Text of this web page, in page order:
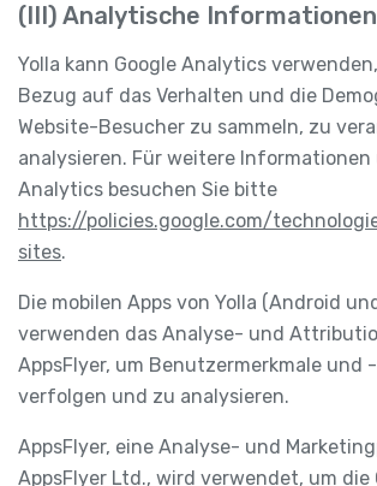
(III) Analytische Informationen
Yolla kann Google Analytics
Bezug auf das Verhalten und die
Website-Besucher zu sammeln, zu
analysieren. Für weitere Informationen
Analytics besuchen Sie bitte
https://policies.google.com/
sites.
Die mobilen Apps von Yolla (Android
verwenden das Analyse- und
AppsFlyer, um Benutzermerkmale und
verfolgen und zu analysieren.
AppsFlyer, eine Analyse- und
AppsFlyer Ltd., wird verwendet, um die